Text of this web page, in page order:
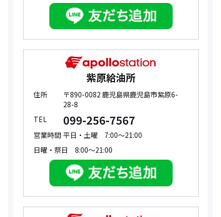
紫原給油所
住所
〒890-0082 鹿児島県鹿児島市紫原6-
28-8
TEL
099-256-7567
営業時間 平日・土曜 7:00～21:00
日曜・祭日 8:00～21:00